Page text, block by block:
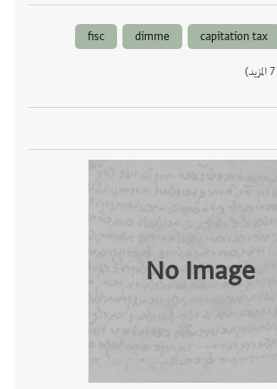
capitation tax
dimme
fisc
No Image